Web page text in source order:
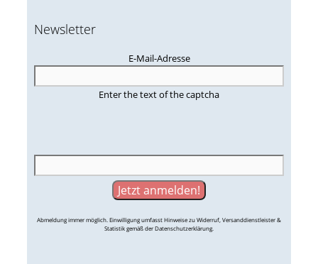
Newsletter
E-Mail-Adresse
Enter the text of the captcha
Abmeldung immer möglich. Einwilligung umfasst Hinweise zu Widerruf, Versanddienstleister &
Statistik gemäß der Datenschutzerklärung.